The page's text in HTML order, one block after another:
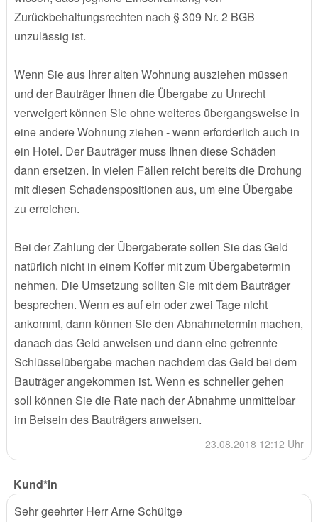
Zurückbehaltungsrechten nach § 309 Nr. 2 BGB
unzulässig ist.
Wenn Sie aus Ihrer alten Wohnung ausziehen müssen
und der Bauträger Ihnen die Übergabe zu Unrecht
verweigert können Sie ohne weiteres übergangsweise in
eine andere Wohnung ziehen - wenn erforderlich auch in
ein Hotel. Der Bauträger muss Ihnen diese Schäden
dann ersetzen. In vielen Fällen reicht bereits die Drohung
mit diesen Schadenspositionen aus, um eine Übergabe
zu erreichen.
Bei der Zahlung der Übergaberate sollen Sie das Geld
natürlich nicht in einem Koffer mit zum Übergabetermin
nehmen. Die Umsetzung sollten Sie mit dem Bauträger
besprechen. Wenn es auf ein oder zwei Tage nicht
ankommt, dann können Sie den Abnahmetermin machen,
danach das Geld anweisen und dann eine getrennte
Schlüsselübergabe machen nachdem das Geld bei dem
Bauträger angekommen ist. Wenn es schneller gehen
soll können Sie die Rate nach der Abnahme unmittelbar
im Beisein des Bauträgers anweisen.
23.08.2018 12:12 Uhr
Kund*in
Sehr geehrter Herr Arne Schültge